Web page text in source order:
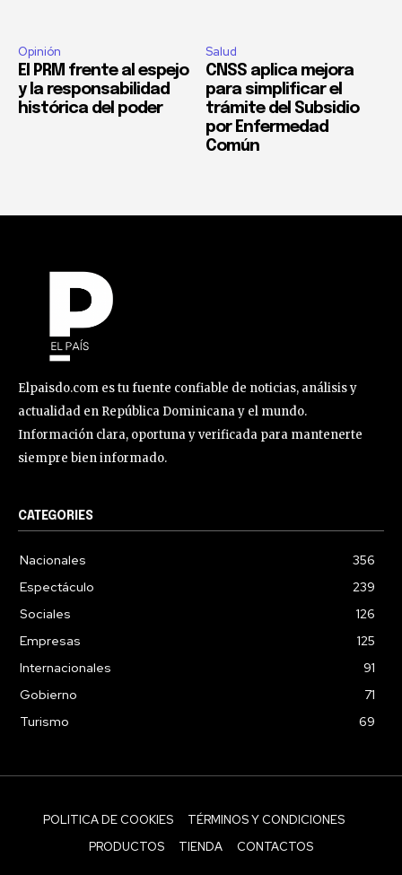
Opinión
El PRM frente al espejo
y la responsabilidad
histórica del poder
Salud
CNSS aplica mejora
para simplificar el
trámite del Subsidio
por Enfermedad
Común
Elpaisdo.com es tu fuente confiable de noticias, análisis y
actualidad en República Dominicana y el mundo.
Información clara, oportuna y verificada para mantenerte
siempre bien informado.
CATEGORIES
Nacionales
356
Espectáculo
239
Sociales
126
Empresas
125
Internacionales
91
Gobierno
71
Turismo
69
POLITICA DE COOKIES
TÉRMINOS Y CONDICIONES
PRODUCTOS
TIENDA CONTACTOS